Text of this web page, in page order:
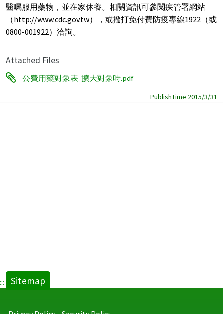
醫囑服用藥物，並在家休養。相關資訊可參閱疾管署網站
（http://www.cdc.gov.tw），或撥打免付費防疫專線1922（或
0800-001922）洽詢。
Attached Files
公費用藥對象表-擴大對象時.pdf
PublishTime 2015/3/31
::: Sitemap